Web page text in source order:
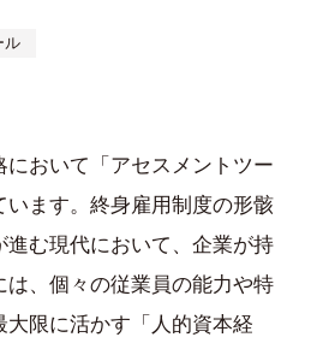
ル
おいて「アセスメントツー
います。終身雇用制度の形骸
む現代において、企業が持
、個々の従業員の能力や特
限に活かす「人的資本経